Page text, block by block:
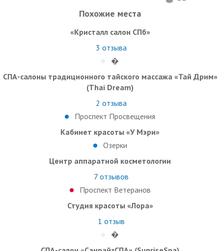
Похожие места
«Кристалл салон СПб»
3 отзыва
�
СПА-салоны традиционного тайского массажа «Тай Дрим»
(Thai Dream)
2 отзыва
Проспект Просвещения
Кабинет красоты «У Мэри»
Озерки
Центр аппаратной косметологии
7отзывов
Проспект Ветеранов
Студия красоты «Лора»
1 отзыв
�